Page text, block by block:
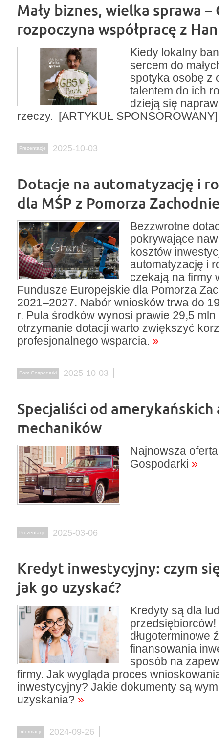
Mały biznes, wielka sprawa –
rozpoczyna współpracę z
Kiedy lokalny
sercem do
spotyka osobę z
talentem do ich
dzieją się
rzeczy. [ARTYKUŁ SPONSOROWANY]
Prezentacje 2025-10-03
Dotacje na automatyzację i
dla MŚP z Pomorza
Bezzwrotne
pokrywające
kosztów
automatyzację i
czekają na firmy
Fundusze Europejskie dla Pomorza
2021–2027. Nabór wniosków trwa do
r. Pula środków wynosi prawie 29,5 mln
otrzymanie dotacji warto zwiększyć
profesjonalnego wsparcia. »
Dom Gospodarki 2025-10-03
Specjaliści od amerykańskich
mechaników
Najnowsza
Gospodarki »
Prezentacje 2025-03-06
Kredyt inwestycyjny: czym
jak go uzyskać?
Kredyty są dla
przedsiębiorców!
długoterminowe
finansowania
sposób na
firmy. Jak wygląda proces
inwestycyjny? Jakie dokumenty są
uzyskania? »
Informacje 2024-09-26